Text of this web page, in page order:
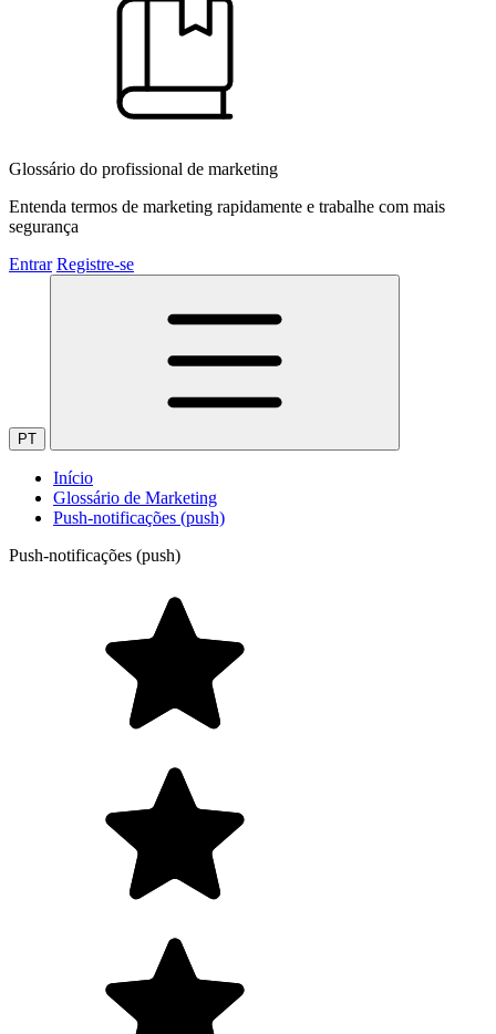
Glossário do profissional de marketing
Entenda termos de marketing rapidamente e trabalhe com mais
segurança
Entrar Registre-se
PT
Início
Glossário de Marketing
Push-notificações (push)
Push-notificações (push)